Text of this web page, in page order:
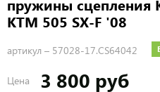
пружины сцепления
KTM 505 SX-F '08
артикул – 57028-17.CS64042
Цена 3 800 руб